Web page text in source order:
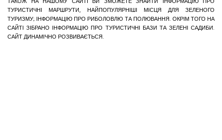
ТУРИСТИЧНІ МАРШРУТИ, НАЙПОПУЛЯРНІШІ МІСЦЯ ДЛЯ ЗЕЛЕНОГО
ТУРИЗМУ; ІНФОРМАЦІЮ ПРО РИБОЛОВЛЮ ТА ПОЛЮВАННЯ. ОКРІМ ТОГО НА
САЙТІ ЗІБРАНО ІНФОРМАЦІЮ ПРО ТУРИСТИЧНІ БАЗИ ТА ЗЕЛЕНІ САДИБИ.
САЙТ ДИНАМІЧНО РОЗВИВАЄТЬСЯ.